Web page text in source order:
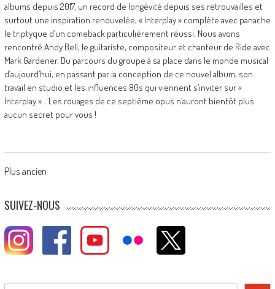
albums depuis 2017, un record de longévité depuis ses retrouvailles et
surtout une inspiration renouvelée, « Interplay » complète avec panache
le triptyque d’un comeback particulièrement réussi. Nous avons
rencontré Andy Bell, le guitariste, compositeur et chanteur de Ride avec
Mark Gardener. Du parcours du groupe à sa place dans le monde musical
d’aujourd’hui, en passant par la conception de ce nouvel album, son
travail en studio et les influences 80s qui viennent s’inviter sur «
Interplay »… Les rouages de ce septième opus n’auront bientôt plus
aucun secret pour vous !
Posts
navigation
Plus ancien
SUIVEZ-NOUS